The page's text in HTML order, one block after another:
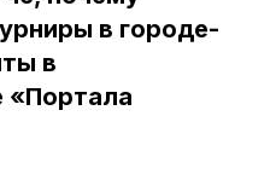
в городе-
в
«Портала